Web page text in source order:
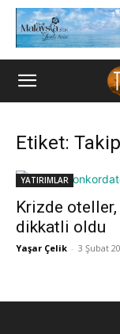
Etiket: Takip
YATIRIMLAR
Krizde
dikkatli oldu
Yaşar Çelik - 3 Şubat